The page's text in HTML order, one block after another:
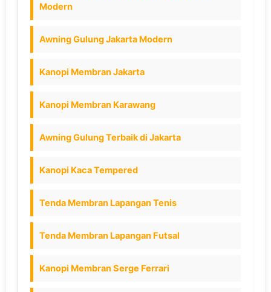
Modern
Awning Gulung Jakarta Modern
Kanopi Membran Jakarta
Kanopi Membran Karawang
Awning Gulung Terbaik di Jakarta
Kanopi Kaca Tempered
Tenda Membran Lapangan Tenis
Tenda Membran Lapangan Futsal
Kanopi Membran Serge Ferrari